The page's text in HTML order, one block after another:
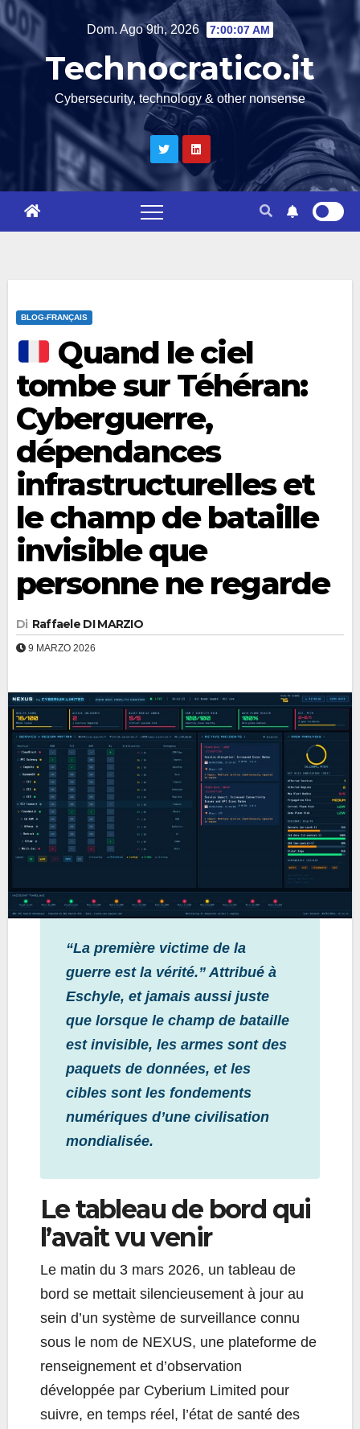
Salta
al
contenuto
Dom. Ago 9th, 2026 7:00:08 AM
Technocratico.it
Cybersecurity, technology & other nonsense
BLOG-FRANÇAIS
Quand le ciel
tombe sur Téhéran:
Cyberguerre,
dépendances
infrastructurelles et
le champ de bataille
invisible que
personne ne regarde
Di Raffaele DI MARZIO
9 MARZO 2026
“La première victime de la
guerre est la vérité.” Attribué à
Eschyle, et jamais aussi juste
que lorsque le champ de bataille
est invisible, les armes sont des
paquets de données, et les
cibles sont les fondements
numériques d’une civilisation
mondialisée.
Le tableau de bord qui
l’avait vu venir
Le matin du 3 mars 2026, un tableau de
bord se mettait silencieusement à jour au
sein d’un système de surveillance connu
sous le nom de NEXUS, une plateforme de
renseignement et d’observation
développée par Cyberium Limited pour
suivre, en temps réel, l’état de santé des